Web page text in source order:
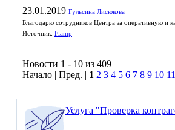
23.01.2019 Гульсина Лисюкова
Благодарю сотрудников Центра за оперативную и
Источник: Flamp
Новости 1 - 10 из 409
Начало | Пред. | 1 2 3 4 5 6 7 8 9 10 11
Услуга "Проверка